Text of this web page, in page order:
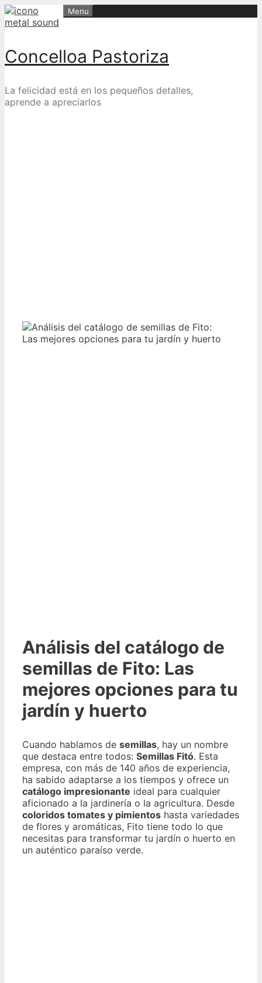
Skip
to
Concelloa Pastoriza
La felicidad está en los pequeños detalles,
aprende a apreciarlos
Menu
Análisis del catálogo de
semillas de Fito: Las
mejores opciones para tu
jardín y huerto
Cuando hablamos de semillas, hay un nombre
que destaca entre todos: Semillas Fitó. Esta
empresa, con más de 140 años de experiencia,
ha sabido adaptarse a los tiempos y ofrece un
catálogo impresionante ideal para cualquier
aficionado a la jardinería o la agricultura. Desde
coloridos tomates y pimientos hasta variedades
de flores y aromáticas, Fito tiene todo lo que
necesitas para transformar tu jardín o huerto en
un auténtico paraíso verde.